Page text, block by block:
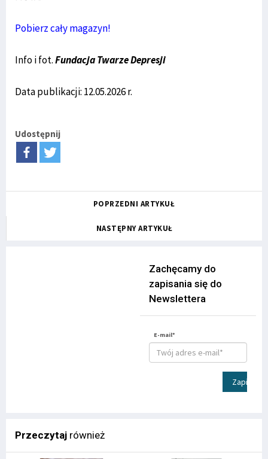
Pobierz cały magazyn!
Info i fot.Fundacja Twarze Depresji
Data publikacji: 12.05.2026 r.
Udostępnij
POPRZEDNI ARTYKUŁ
NASTĘPNY ARTYKUŁ
Zachęcamy do
zapisania się do
Newslettera
E-mail*
Zapisz
Przeczytaj również